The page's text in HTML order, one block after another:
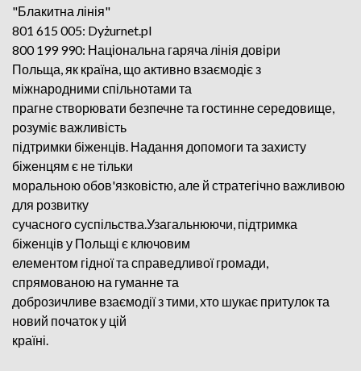
"Блакитна лінія"
801 615 005: Dyżurnet.pl
800 199 990: Національна гаряча лінія довіри
Польща, як країна, що активно взаємодіє з
міжнародними спільнотами та
прагне створювати безпечне та гостинне середовище,
розуміє важливість
підтримки біженців. Надання допомоги та захисту
біженцям є не тільки
моральною обов'язковістю, але й стратегічно важливою
для розвитку
сучасного суспільства.Узагальнюючи, підтримка
біженців у Польщі є ключовим
елементом гідної та справедливої громади,
спрямованою на гуманне та
доброзичливе взаємодії з тими, хто шукає притулок та
новий початок у цій
країні.